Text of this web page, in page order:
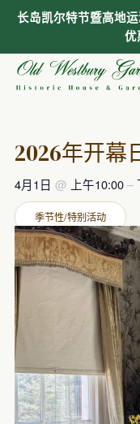
2026年开幕
4月1日 @ 上午10:00–
季节性/特别活动
长岛凯尔特节暨高地
优